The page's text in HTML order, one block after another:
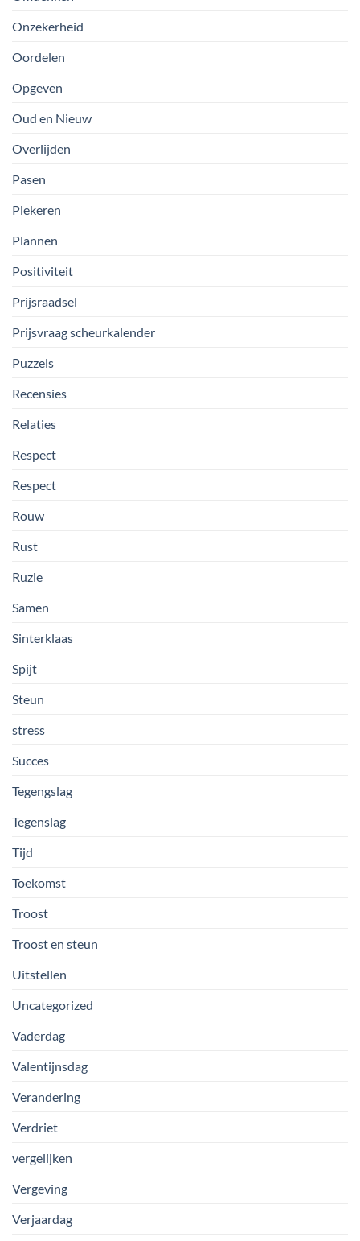
Onzekerheid
Oordelen
Opgeven
Oud en Nieuw
Overlijden
Pasen
Piekeren
Plannen
Positiviteit
Prijsraadsel
Prijsvraag scheurkalender
Puzzels
Recensies
Relaties
Respect
Respect
Rouw
Rust
Ruzie
Samen
Sinterklaas
Spijt
Steun
stress
Succes
Tegengslag
Tegenslag
Tijd
Toekomst
Troost
Troost en steun
Uitstellen
Uncategorized
Vaderdag
Valentijnsdag
Verandering
Verdriet
vergelijken
Vergeving
Verjaardag